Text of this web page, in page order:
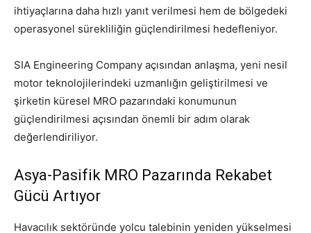
ihtiyaçlarına daha hızlı yanıt verilmesi hem de bölgedeki
operasyonel sürekliliğin güçlendirilmesi hedefleniyor.
SIA Engineering Company açısından anlaşma, yeni nesil
motor teknolojilerindeki uzmanlığın geliştirilmesi ve
şirketin küresel MRO pazarındaki konumunun
güçlendirilmesi açısından önemli bir adım olarak
değerlendiriliyor.
Asya-Pasifik MRO Pazarında Rekabet
Gücü Artıyor
Havacılık sektöründe yolcu talebinin yeniden yükselmesi